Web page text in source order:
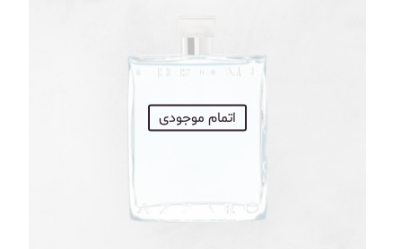
اتمام موجودی